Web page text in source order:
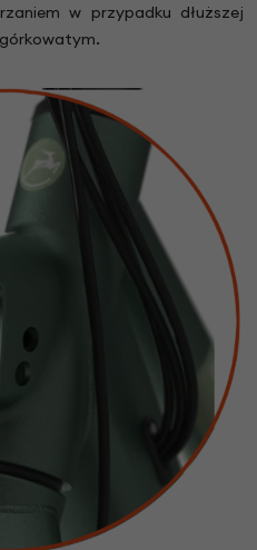
w przypadku dłuższej